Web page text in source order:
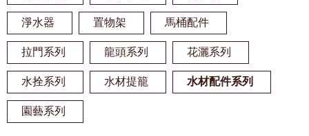
淨水器 置物架 馬桶配件
拉門系列 龍頭系列 花灑系列
水拴系列 水材提籠 水材配件系列
園藝系列